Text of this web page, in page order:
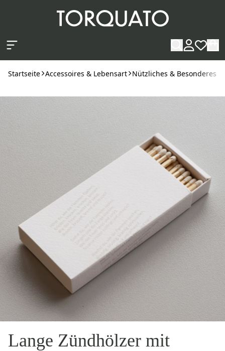
Startseite Accessoires & Lebensart Nützliches & Besonderes
Lange Zündhölzer mit